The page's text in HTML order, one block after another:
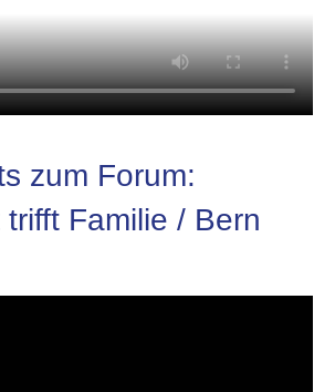
zum Forum:
Familie / Bern